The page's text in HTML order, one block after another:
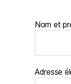
Nom et
Adresse